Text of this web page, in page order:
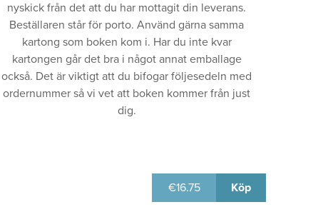
nyskick från det att du har mottagit din leverans.
Beställaren står för porto. Använd gärna samma
kartong som boken kom i. Har du inte kvar
kartongen går det bra i något annat emballage
också. Det är viktigt att du bifogar följesedeln med
ordernummer så vi vet att boken kommer från just
dig.
€16.75 Köp